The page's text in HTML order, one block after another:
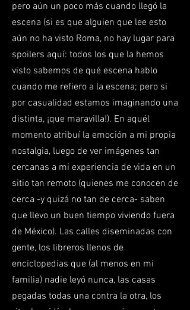
pero aún un poco más cuando llegó la
escena (si es que alguien que lee esto
aún no ha visto Roma, no hay lugar para
spoilers aquí: todos los que la hemos
visto sabemos de qué escena hablo
cuando me refiero a la escena; pero si
por casualidad estamos imaginando una
distinta, ¡que maravilla!). En aquél
momento atribuí la emoción a mi propia
nostalgia, luego de ver imágenes tan
cercanas a mi experiencia de vida en un
sitio tan remoto (quienes me conocen de
cerca -y quizá no tan de cerca- saben
que llevo un buen tiempo viviendo fuera
de México). Las calles diseminadas con
gente, los libreros llenos de
enciclopedias que (al menos en mi
familia) nadie leyó nunca, las casas
pegadas todas una contra la otra, los